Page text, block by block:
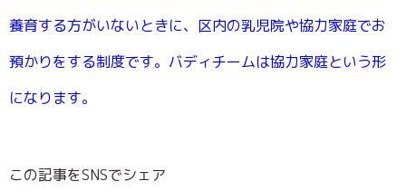
養育する方がいないときに、区内の乳児院や協力家庭でお
預かりをする制度です。バディチームは協力家庭という形
になります。
この記事をSNSでシェア